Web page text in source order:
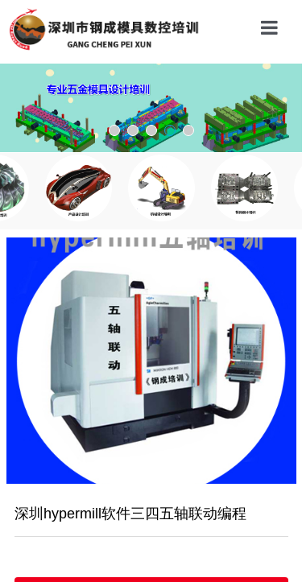
深圳hypermill软件三四五轴联动编程